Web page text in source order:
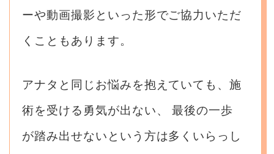
ーや動画撮影といった形でご協力いただ
くこともあります。
アナタと同じお悩みを抱えていても、施
術を受ける勇気が出ない、
最後の一歩
が踏み出せないという方は多くいらっし